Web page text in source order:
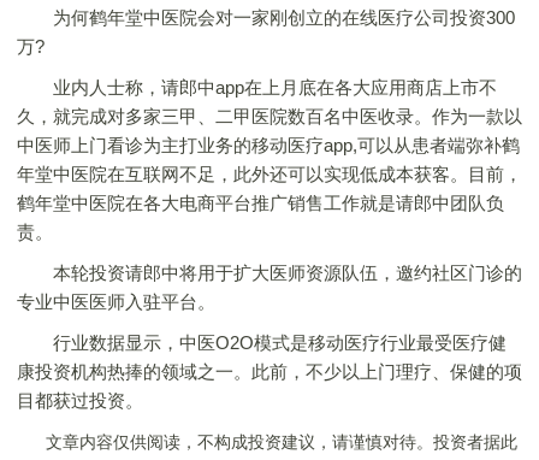
为何鹤年堂中医院会对一家刚创立的在线医疗公司投资300
万?
业内人士称，请郎中app在上月底在各大应用商店上市不
久，就完成对多家三甲、二甲医院数百名中医收录。作为一款以
中医师上门看诊为主打业务的移动医疗app,可以从患者端弥补鹤
年堂中医院在互联网不足，此外还可以实现低成本获客。目前，
鹤年堂中医院在各大电商平台推广销售工作就是请郎中团队负
责。
本轮投资请郎中将用于扩大医师资源队伍，邀约社区门诊的
专业中医医师入驻平台。
行业数据显示，中医O2O模式是移动医疗行业最受医疗健
康投资机构热捧的领域之一。此前，不少以上门理疗、保健的项
目都获过投资。
文章内容仅供阅读，不构成投资建议，请谨慎对待。投资者据此